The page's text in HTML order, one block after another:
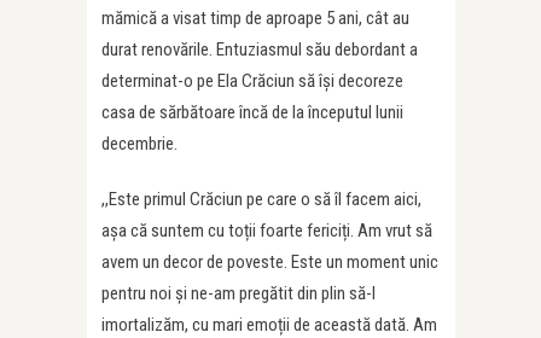
mămică a visat timp de aproape 5 ani, cât au
durat renovările. Entuziasmul său debordant a
determinat-o pe Ela Crăciun să își decoreze
casa de sărbătoare încă de la începutul lunii
decembrie.
,,Este primul Crăciun pe care o să îl facem aici,
așa că suntem cu toții foarte fericiți. Am vrut să
avem un decor de poveste. Este un moment unic
pentru noi și ne-am pregătit din plin să-l
imortalizăm, cu mari emoții de această dată. Am